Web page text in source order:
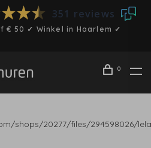
351 reviews
€ 50 ✓ Winkel in Haarlem ✓
0
shops/20277/files/294598026/